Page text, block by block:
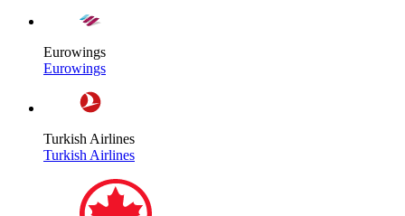
Eurowings
Eurowings
Turkish Airlines
Turkish Airlines